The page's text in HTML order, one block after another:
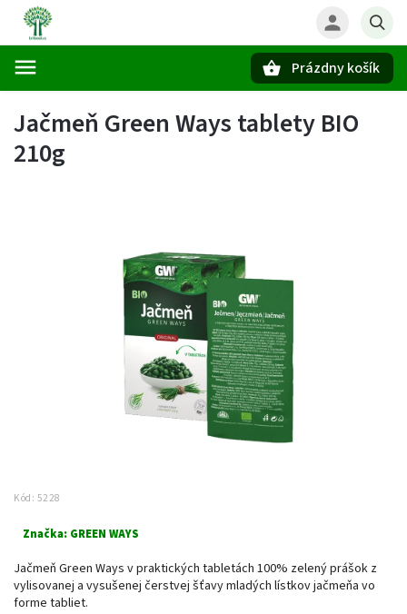
Prázdny košík
Jačmeň Green Ways tablety BIO
210g
Kód: 5228
Značka: GREEN WAYS
Jačmeň Green Ways v praktických tabletách 100% zelený prášok z
vylisovanej a vysušenej čerstvej šťavy mladých lístkov jačmeňa vo
forme tabliet.